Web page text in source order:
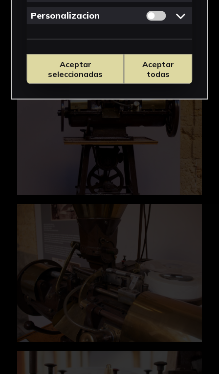
Personalizacion Permitir cookies
Aceptar
seleccionadas
Aceptar
todas